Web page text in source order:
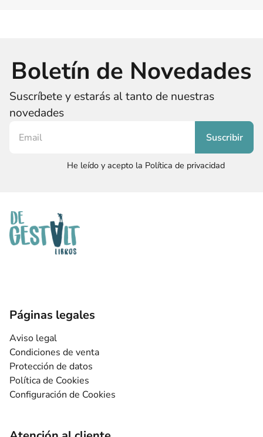
Boletín de Novedades
Suscríbete y estarás al tanto de nuestras
novedades
He leído y acepto la Política de privacidad
Páginas legales
Aviso legal
Condiciones de venta
Protección de datos
Política de Cookies
Configuración de Cookies